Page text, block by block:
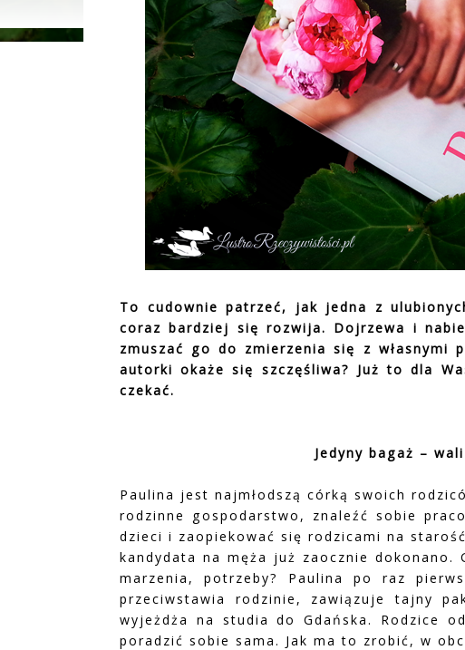
To cudownie patrzeć, jak jedna z
coraz bardziej się rozwija. Dojrzewa i
zmuszać go do zmierzenia się z własnymi
autorki okaże się szczęśliwa? Już to dla
czekać.
Jedyny bagaż –
Paulina jest najmłodszą córką swoich
rodzinne gospodarstwo, znaleźć sobie
dzieci i zaopiekować się rodzicami na
kandydata na męża już zaocznie
marzenia, potrzeby? Paulina po raz
przeciwstawia rodzinie, zawiązuje tajny
wyjeżdża na studia do Gdańska. Rodzice
poradzić sobie sama. Jak ma to zrobić, w